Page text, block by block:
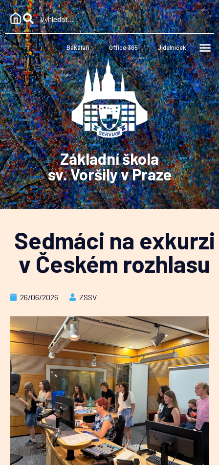
Bakaláři Office 365 Jídelníček
Základní škola
sv. Voršily v Praze
Sedmáci na exkurzi
v Českém rozhlasu
26/06/2026 ZSSV